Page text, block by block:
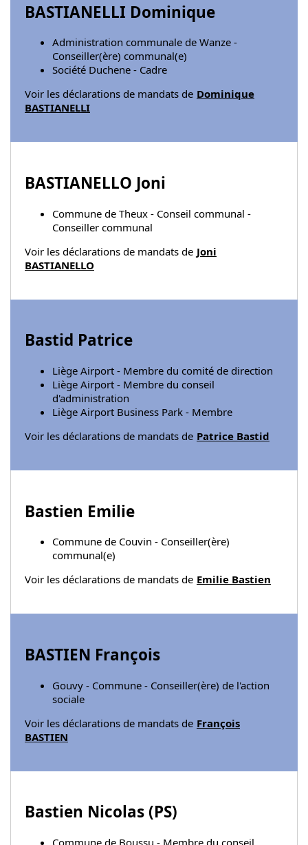
BASTIANELLI Dominique
Administration communale de Wanze -
Conseiller(ère) communal(e)
Société Duchene - Cadre
Voir les déclarations de mandats de Dominique
BASTIANELLI
BASTIANELLO Joni
Commune de Theux - Conseil communal -
Conseiller communal
Voir les déclarations de mandats de Joni
BASTIANELLO
Bastid Patrice
Liège Airport - Membre du comité de direction
Liège Airport - Membre du conseil
d'administration
Liège Airport Business Park - Membre
Voir les déclarations de mandats de Patrice Bastid
Bastien Emilie
Commune de Couvin - Conseiller(ère)
communal(e)
Voir les déclarations de mandats de Emilie Bastien
BASTIEN François
Gouvy - Commune - Conseiller(ère) de l'action
sociale
Voir les déclarations de mandats de François
BASTIEN
Bastien Nicolas (PS)